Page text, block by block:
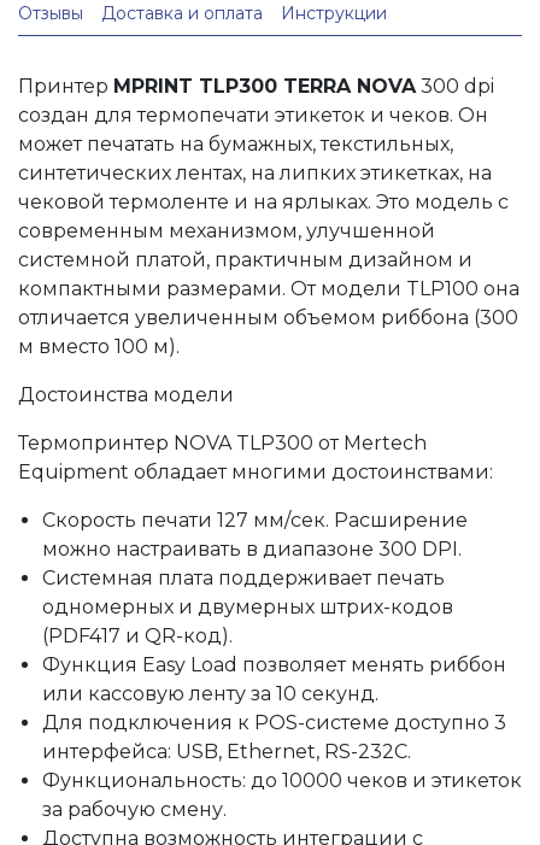
Отзывы
Доставка и оплата Инструкции
Принтер MPRINT TLP300 TERRA NOVA 300 dpi
создан для термопечати этикеток и чеков. Он
может печатать на бумажных, текстильных,
синтетических лентах, на липких этикетках, на
чековой термоленте и на ярлыках. Это модель с
современным механизмом, улучшенной
системной платой, практичным дизайном и
компактными размерами. От модели TLP100 она
отличается увеличенным объемом риббона (300
м вместо 100 м).
Достоинства модели
Термопринтер NOVA TLP300 от Mertech
Equipment обладает многими достоинствами:
Скорость печати 127 мм/сек. Расширение
можно настраивать в диапазоне 300 DPI.
Системная плата поддерживает печать
одномерных и двумерных штрих-кодов
(PDF417 и QR-код).
Функция Easy Load позволяет менять риббон
или кассовую ленту за 10 секунд.
Для подключения к POS-системе доступно 3
интерфейса: USB, Ethernet, RS-232C.
Функциональность: до 10000 чеков и этикеток
за рабочую смену.
Доступна возможность интеграции с